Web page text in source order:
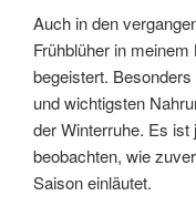
Auch in den
Frühblüher in
begeistert.
und wichtigsten
der Winterruhe. Es
beobachten, wie
Saison einläutet.